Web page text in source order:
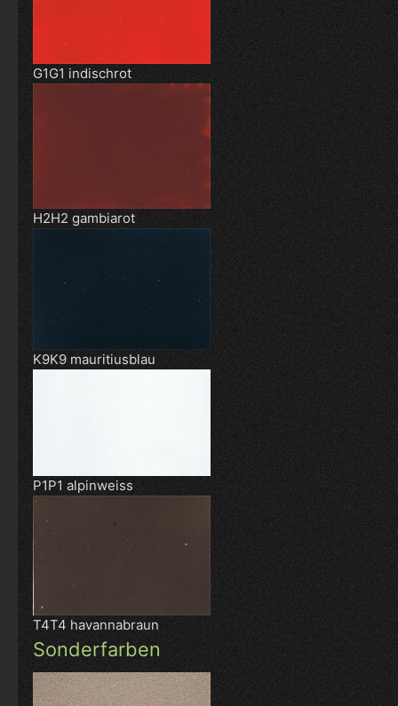
G1G1 indischrot
H2H2 gambiarot
K9K9 mauritiusblau
P1P1 alpinweiss
T4T4 havannabraun
Sonderfarben